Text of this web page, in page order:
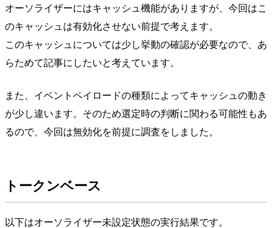
オーソライザーにはキャッシュ機能がありますが、今回はこ
のキャッシュは有効化させない前提で考えます。
このキャッシュについては少し挙動の確認が必要なので、あ
らためて記事にしたいと考えています。
また、イベントペイロードの種類によってキャッシュの動き
が少し違います。そのため選定時の判断に関わる可能性もあ
るので、今回は無効化を前提に調査をしました。
トークンベース
以下はオーソライザー未設定状態の実行結果です。